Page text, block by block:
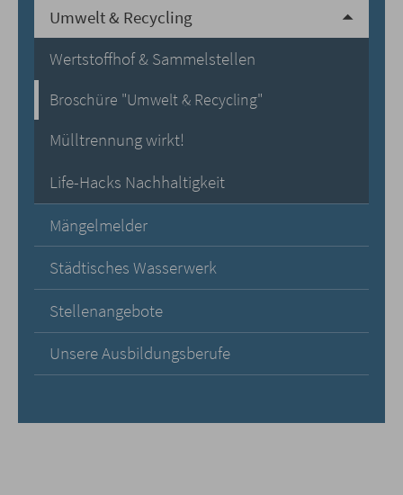
Umwelt & Recycling
Wertstoffhof & Sammelstellen
Broschüre "Umwelt & Recycling"
Mülltrennung wirkt!
Life-Hacks Nachhaltigkeit
Mängelmelder
Städtisches Wasserwerk
Stellenangebote
Unsere Ausbildungsberufe